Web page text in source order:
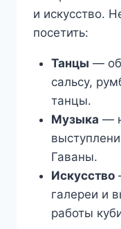
и искусство.
посетить:
Танцы —
сальсу,
танцы.
Музыка —
Гаваны.
Искусство
галереи и
работы